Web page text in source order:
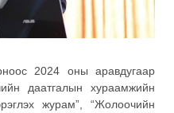
2024 оны аравдугаар
даатгалын хураамжийн
журам”, “Жолоочийн